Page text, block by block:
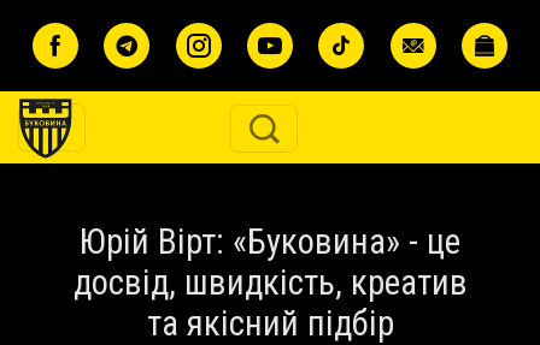
Юрій Вірт: «Буковина» - це
досвід, швидкість, креатив
та якісний підбір